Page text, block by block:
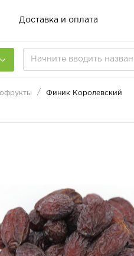
Доставка и оплата
Финик Королевский